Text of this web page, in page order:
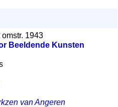
omstr. 1943
Beeldende Kunsten
van Angeren